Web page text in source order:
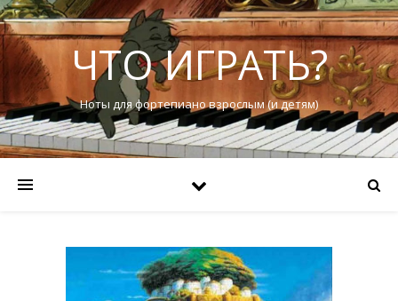
ЧТО ИГРАТЬ?
Ноты для фортепиано взрослым (и детям)